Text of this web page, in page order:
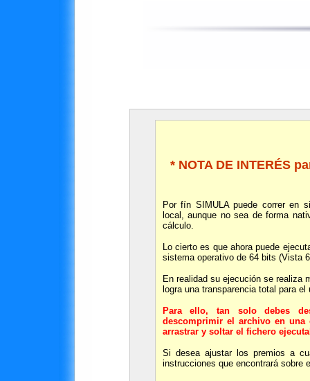
* NOTA DE INTERÉS
Por fín SIMULA puede correr en
local, aunque no sea de forma
cálculo.
Lo cierto es que ahora puede
sistema operativo de 64 bits (Vista
En realidad su ejecución se realiza
logra una transparencia total para el
Para ello, tan solo debes
descomprimir el archivo en
arrastrar y soltar el fichero
Si desea ajustar los premios a
instrucciones que encontrará sobre